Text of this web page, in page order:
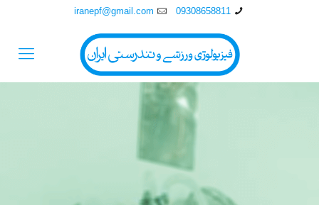
09308658811
iranepf@gmail.com